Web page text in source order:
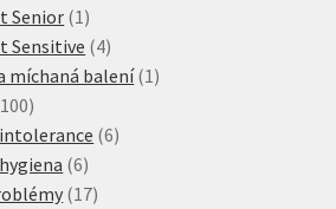
produkty
Senior 1 1
produkt
Sensitive 44
produkty
míchaná balení 1 1
100100
produktů66
66
produktů
1717